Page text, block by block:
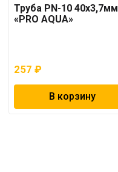
Труба PN-10 40х3,7мм
«PRO AQUA»
257 ₽
В корзину